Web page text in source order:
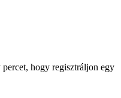
hogy regisztráljon egy